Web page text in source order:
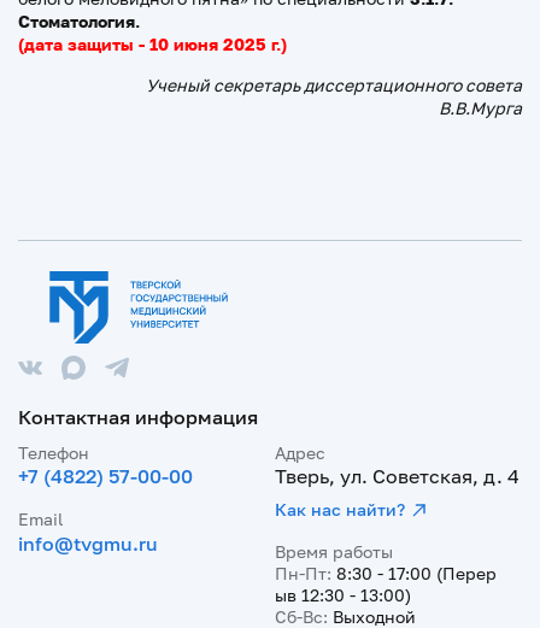
Стоматология.
(дата защиты - 10 июня 2025 г.)
Ученый секретарь диссертационного совета
В.В.Мурга
Контактная информация
Телефон
+7 (4822) 57-00-00
Email
info@tvgmu.ru
Адрес
Тверь, ул. Советская, д. 4
Как нас найти?
Время работы
Пн-Пт: 8:30 - 17:00 (Перер
ыв 12:30 - 13:00)
Сб-Вс: Выходной